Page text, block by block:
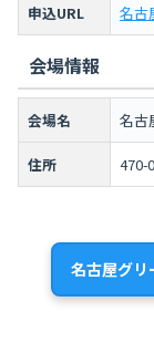
申込URL 名古
会場情報
会場名 名古
住所 470-
名古屋グリ